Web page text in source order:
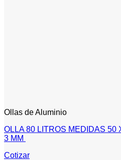
Ollas de Aluminio
OLLA 80 LITROS MEDIDAS 50
3 MM
Cotizar